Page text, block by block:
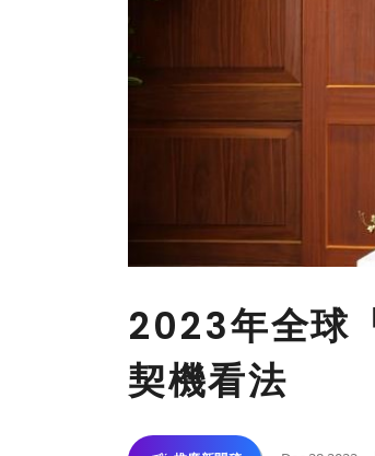
2023年全球
契機看法